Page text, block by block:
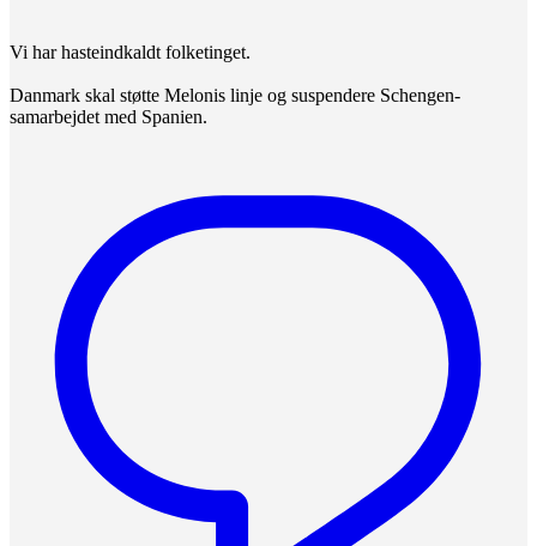
Vi har hasteindkaldt folketinget.
Danmark skal støtte Melonis linje og suspendere Schengen-
samarbejdet med Spanien.